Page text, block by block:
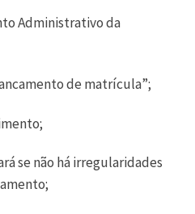
Administrativo da
de matrícula”;
se não há irregularidades